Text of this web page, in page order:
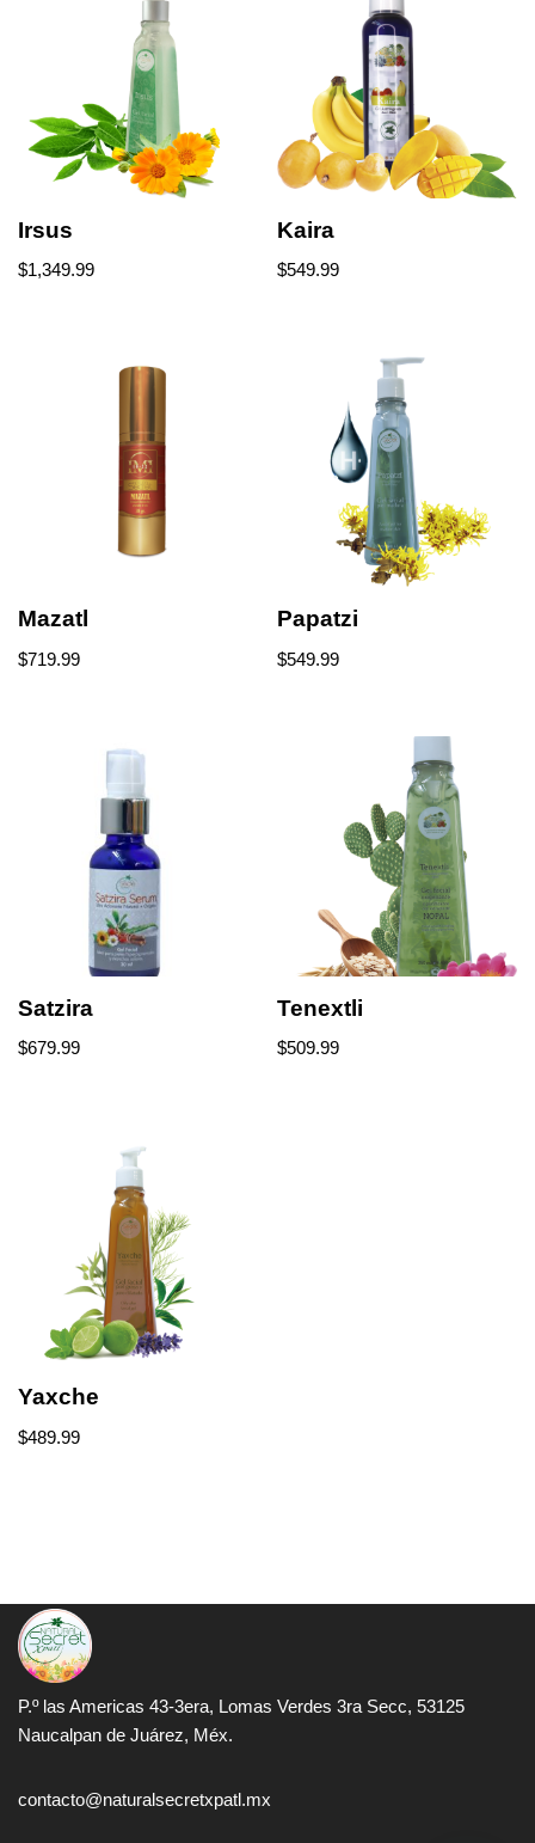
Irsus
$1,349.99
Kaira
$549.99
Mazatl
$719.99
Papatzi
$549.99
Satzira
$679.99
Tenextli
$509.99
Yaxche
$489.99
P.º las Americas 43-3era, Lomas Verdes 3ra Secc, 53125
Naucalpan de Juárez, Méx.
contacto@naturalsecretxpatl.mx